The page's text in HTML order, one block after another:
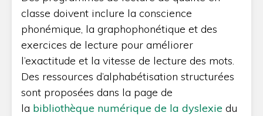
classe doivent inclure la conscience
phonémique, la graphophonétique et des
exercices de lecture pour améliorer
l’exactitude et la vitesse de lecture des mots.
Des ressources d’alphabétisation structurées
sont proposées dans la page de
la bibliothèque numérique de la dyslexie du